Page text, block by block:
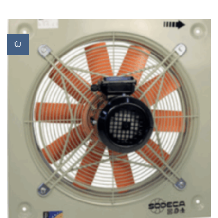
range:
through
754
139Ft
ÚJ